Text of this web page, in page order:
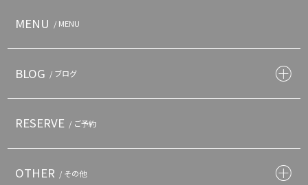
MENU / MENU
BLOG / ブログ
RESERVE / ご予約
OTHER / その他